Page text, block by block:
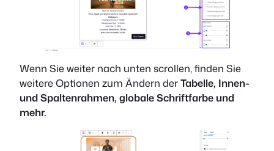
Wenn Sie weiter nach unten scrollen, finden Sie
weitere Optionen zum Ändern derTabelle, Innen-
und Spaltenrahmen, globale Schriftfarbe und
mehr.